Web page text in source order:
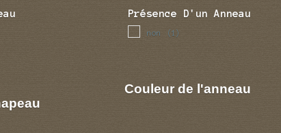
Présence D'un Anneau
non (1)
Couleur de l'anneau